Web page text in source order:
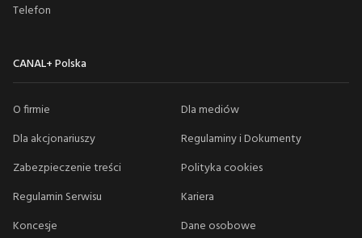
Telefon
CANAL+ Polska
O firmie
Dla mediów
Dla akcjonariuszy
Regulaminy i Dokumenty
Zabezpieczenie treści
Polityka cookies
Regulamin Serwisu
Kariera
Koncesje
Dane osobowe